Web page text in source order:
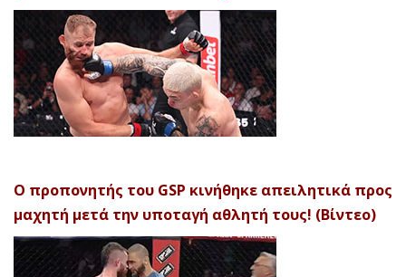
Ο προπονητής του GSP κινήθηκε απειλητικά προς
μαχητή μετά την υποταγή αθλητή τους! (Βίντεο)